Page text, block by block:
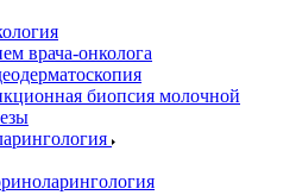
врача-онколога
биопсия молочной